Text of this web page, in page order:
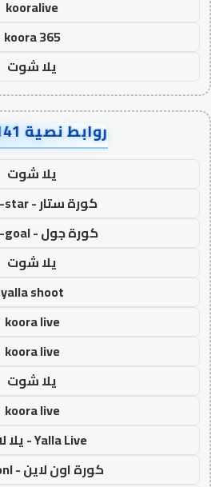
kooralive
koora 365
يلا شوت
روابط نصية AA90141
يلا شوت
كورة ستار - koora-star
كورة جول - koora-goal
يلا شوت
yalla shoot
koora live
koora live
يلا شوت
koora live
Yalla Live - يلا لايف
كورة اون لاين - koora onl